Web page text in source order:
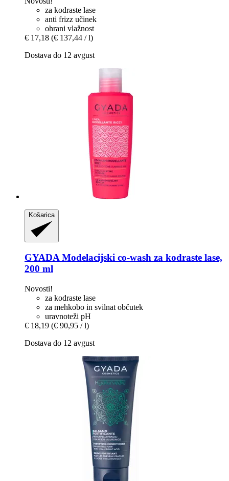
za kodraste lase
anti frizz učinek
ohrani vlažnost
€ 17,18 (€ 137,44 / l)
Dostava do 12 avgust
Košarica
GYADA Modelacijski co-​wash za kodraste lase,
200 ml
Novosti!
za kodraste lase
za mehkobo in svilnat občutek
uravnoteži pH
€ 18,19 (€ 90,95 / l)
Dostava do 12 avgust